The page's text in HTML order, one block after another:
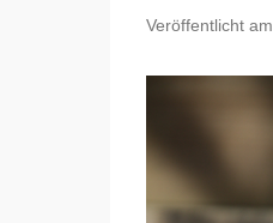
Veröffentlicht am